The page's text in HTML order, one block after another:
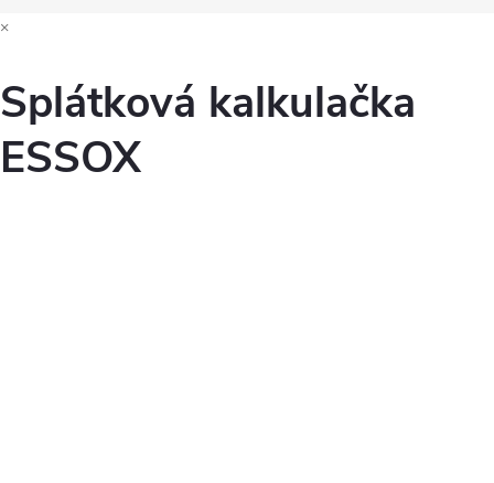
×
Splátková kalkulačka
ESSOX